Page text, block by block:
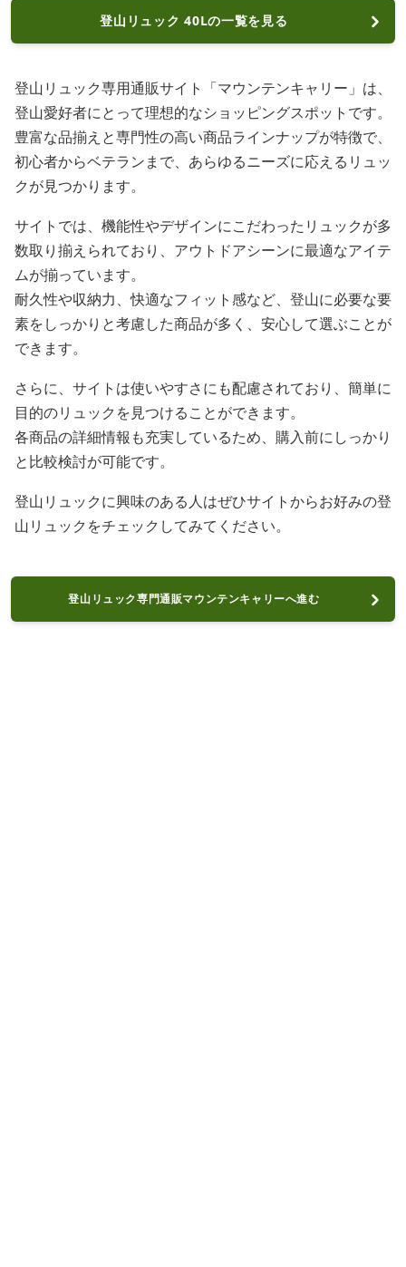
登山リュック 40Lの一覧を見る
登山リュック専用通販サイト「マウンテンキャリー」は、
登山愛好者にとって理想的なショッピングスポットです。
豊富な品揃えと専門性の高い商品ラインナップが特徴で、
初心者からベテランまで、あらゆるニーズに応えるリュッ
クが見つかります。
サイトでは、機能性やデザインにこだわったリュックが多
数取り揃えられており、アウトドアシーンに最適なアイテ
ムが揃っています。
耐久性や収納力、快適なフィット感など、登山に必要な要
素をしっかりと考慮した商品が多く、安心して選ぶことが
できます。
さらに、サイトは使いやすさにも配慮されており、簡単に
目的のリュックを見つけることができます。
各商品の詳細情報も充実しているため、購入前にしっかり
と比較検討が可能です。
登山リュックに興味のある人はぜひサイトからお好みの登
山リュックをチェックしてみてください。
登山リュック専門通販マウンテンキャリーへ進む